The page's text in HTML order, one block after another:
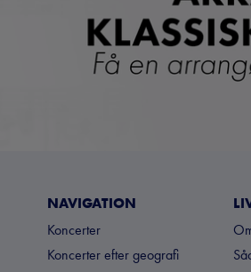
NAVIGATION
Koncerter
Koncerter efter geografi